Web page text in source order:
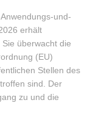
und-
erhält
überwacht die
(EU)
Stellen des
sind. Der
zu und die